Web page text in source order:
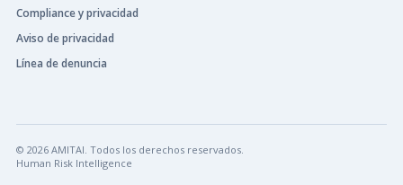
Compliance y privacidad
Aviso de privacidad
Línea de denuncia
© 2026 AMITAI. Todos los derechos reservados.
Human Risk Intelligence